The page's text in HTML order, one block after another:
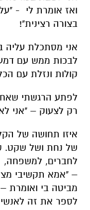
ואז אומרת לי -
בצורה רצינית"!
אני מסתכלת עליה
לבכות ממש עם
קולות ונזלת עם
רק לצעוק – "אני
איזו תחושה של
של נחת ושל שקט.
לחברים, למשפחה,
– "אמא תקשיבי
מביטה בי ואומרת
לספר את זה